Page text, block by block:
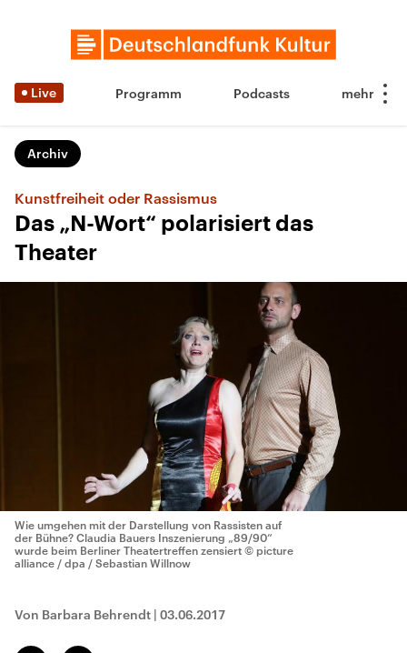
Live Programm Podcasts
Archiv
Kunstfreiheit oder Rassismus
Das „N-Wort“ polarisiert das
Theater
Wie umgehen mit der Darstellung von Rassisten auf
der Bühne? Claudia Bauers Inszenierung „89/90“
wurde beim Berliner Theatertreffen zensiert © picture
alliance / dpa / Sebastian Willnow
Von Barbara Behrendt | 03.06.2017